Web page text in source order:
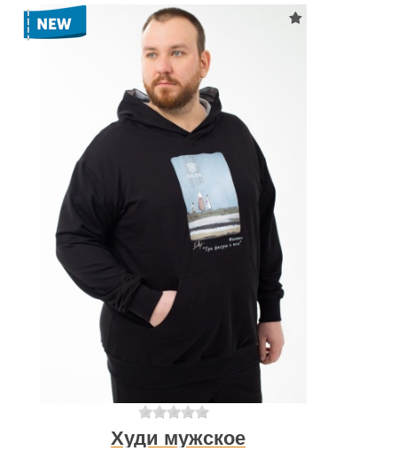
Худи мужское